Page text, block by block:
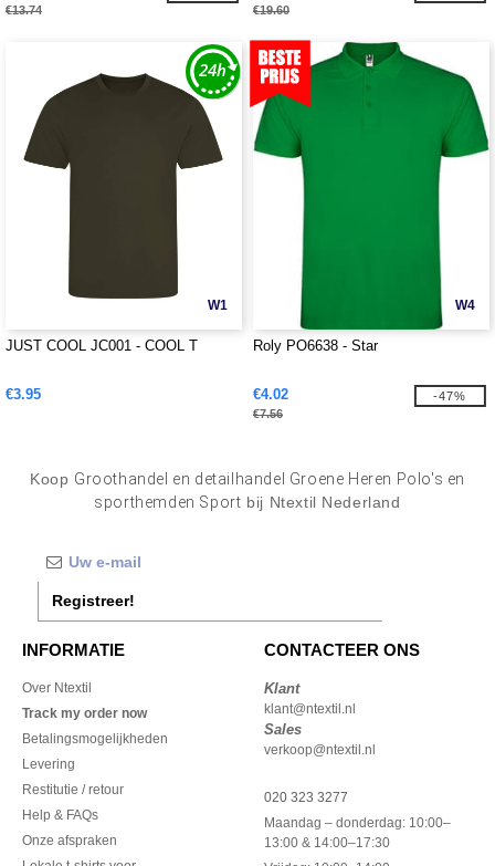
€13.74 €19.60
W1
JUST COOL JC001 - COOL T
€3.95
W4
Roly PO6638 - Star
€4.02
€7.56
-47%
Koop Groothandel en detailhandel Groene Heren Polo's en
sporthemden Sport bij Ntextil Nederland
Registreer!
INFORMATIE
Over Ntextil
Track my order now
Betalingsmogelijkheden
Levering
Restitutie / retour
Help & FAQs
Onze afspraken
CONTACTEER ONS
Klant
klant@ntextil.nl
Sales
verkoop@ntextil.nl
020 323 3277
Maandag – donderdag: 10:00–
13:00 & 14:00–17:30